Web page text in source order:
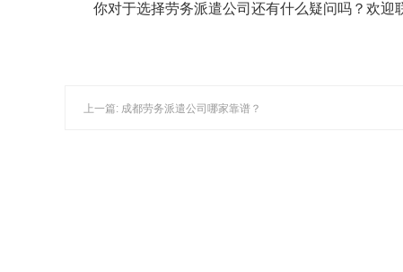
你对于选择劳务派遣公司还有什么疑问吗？欢迎
上一篇: 成都劳务派遣公司哪家靠谱？